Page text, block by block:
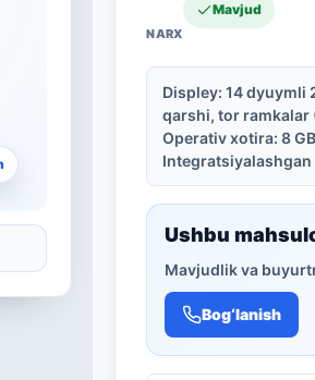
Mavjud
Displey: 14 dyuymli
qarshi, tor ramkalar
Operativ xotira: 8
Integratsiyalashgan
Ushbu
Mavjudlik va
Bog‘lanish